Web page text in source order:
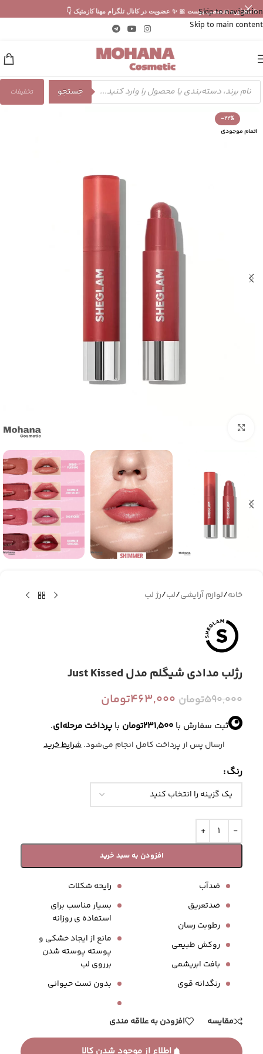
Skip to navigation
Skip to main content
✨ مشاوره تخصصی پوست 🎀 ✨ عضویت در کانال تلگرام مهنا کازمتیک 👇
جستجو تخفیفات
-22%
اتمام موجودی
خانه/لوازم آرایشی/لب/رژ لب
رژلب مدادی شیگلم مدل Just Kissed
590,000تومان 463,000تومان
ثبت سفارش با 231,500تومان با پرداخت مرحله‌ای.
ارسال پس از پرداخت کامل انجام می‌شود.شرایط خرید
رنگ
افزودن به سبد خرید
ضدآب
ضدتعریق
رطوبت رسان
روکش طبیعی
بافت ابریشمی
رنگدانه قوی
رایحه شکلات
بسیار مناسب برای
استفاده ی روزانه
مانع از ایجاد خشکی و
پوسته پوسته شدن
برروی لب
بدون تست حیوانی
مقایسه افزودن به علاقه مندی